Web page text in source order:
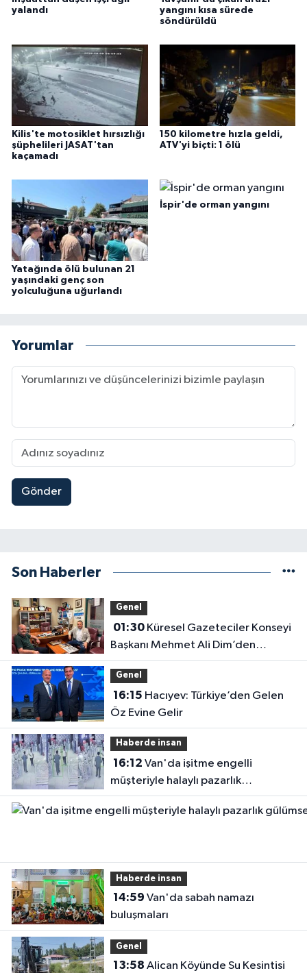
yalandı
yangını kısa sürede
söndürüldü
Kilis'te motosiklet hırsızlığı
şüphelileri JASAT'tan
kaçamadı
150 kilometre hızla geldi,
ATV'yi biçti: 1 ölü
Yatağında ölü bulunan 21
yaşındaki genç son
yolculuğuna uğurlandı
İspir'de orman yangını
Yorumlar
Gönder
Son Haberler
Genel
01:30Küresel Gazeteciler Konseyi
Başkanı Mehmet Ali Dim’den
Gazetemize Ziyaret
Genel
16:15
Öz Evine Gelir
Haberde insan
16:12
müşteriyle halaylı pazarlık
gülümsetti
Haberde insan
14:59
buluşmaları
Genel
13:58